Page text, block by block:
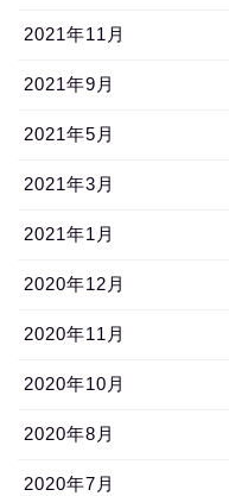
2021年11月
2021年9月
2021年5月
2021年3月
2021年1月
2020年12月
2020年11月
2020年10月
2020年8月
2020年7月